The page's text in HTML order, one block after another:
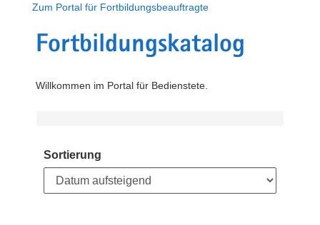
Zum Portal für Fortbildungsbeauftragte
Fortbildungskatalog
Willkommen im Portal für Bedienstete.
Sortierung